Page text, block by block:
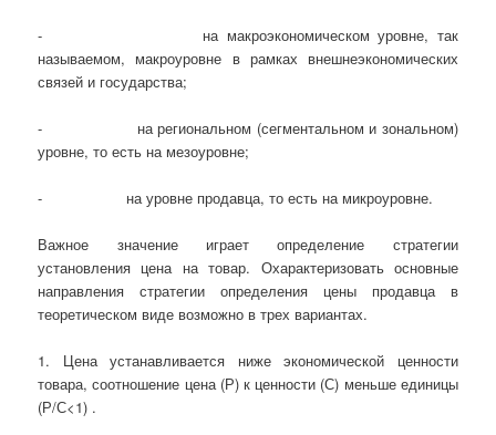
- на макроэкономическом уровне, так
называемом, макроуровне в рамках внешнеэкономических
связей и государства;
- на региональном (сегментальном и зональном)
уровне, то есть на мезоуровне;
- на уровне продавца, то есть на микроуровне.
Важное значение играет определение стратегии
установления цена на товар. Охарактеризовать основные
направления стратегии определения цены продавца в
теоретическом виде возможно в трех вариантах.
1. Цена устанавливается ниже экономической ценности
товара, соотношение цена (Р) к ценности (С) меньше единицы
(Р/С<1) .